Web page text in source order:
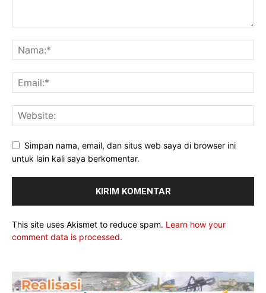
Simpan nama, email, dan situs web saya di browser ini
untuk lain kali saya berkomentar.
This site uses Akismet to reduce spam. Learn how your
comment data is processed.